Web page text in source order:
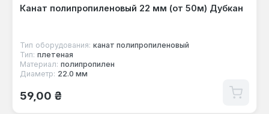
Канат полипропиленовый 22 мм (от 50м) Дубкан
Тип оборудования: канат полипропиленовый
Тип: плетеная
Материал: полипропилен
Диаметр: 22.0 мм
Обычная цена:
59,00 ₴